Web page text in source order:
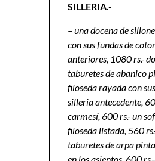
SILLERIA.-
– una docena de
con sus fundas de
anteriores, 1080 rs.-
taburetes de abanico
filoseda rayada con
silleria antecedente,
carmesí, 600 rs.- un
filoseda listada, 560
taburetes de arpa